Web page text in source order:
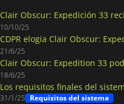
Clair Obscur: Expedición 33
10/10/25
CDPR elogia Clair Obscur:
21/6/25
Clair Obscur: Expedition 33
18/6/25
Los requisitos finales del
31/1/25 Requisitos del sistema